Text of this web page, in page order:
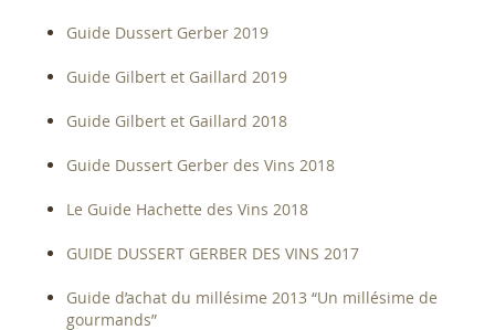
Guide Dussert Gerber 2019
Guide Gilbert et Gaillard 2019
Guide Gilbert et Gaillard 2018
Guide Dussert Gerber des Vins 2018
Le Guide Hachette des Vins 2018
GUIDE DUSSERT GERBER DES VINS 2017
Guide d’achat du millésime 2013 “Un millésime de
gourmands”